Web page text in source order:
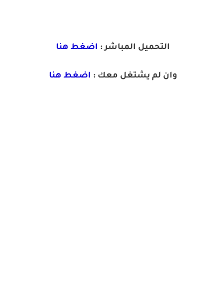
التحميل المباشر : اضغط هنا
وان لم يشتغل معك : اضغط هنا